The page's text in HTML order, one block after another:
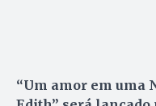
“Um amor em uma